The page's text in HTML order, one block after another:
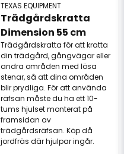
TEXAS EQUIPMENT
Trädgårdskratta
Dimension 55 cm
Trädgårdskratta för att kratta
din trädgård, gångvägar eller
andra områden med lösa
stenar, så att dina områden
blir prydliga. För att använda
räfsan måste du ha ett 10-
tums hjulset monterat på
framsidan av
trädgårdsräfsan. Köp då
jordfräs där hjulpar ingår.